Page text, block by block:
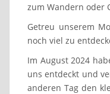
zum Wandern oder
Getreu unserem
noch viel zu
Im August 2024
uns entdeckt und
anderen Tag den